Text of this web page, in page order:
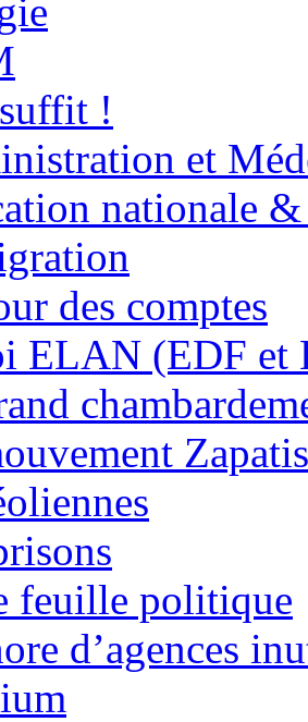
!
et
nationale
des comptes
ELAN (EDF et
feuille politique
d’agences